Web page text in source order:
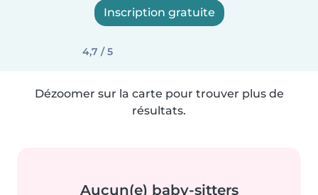
Inscription gratuite
4,7 / 5
Dézoomer sur la carte pour trouver plus de
résultats.
Aucun(e) baby-sitters